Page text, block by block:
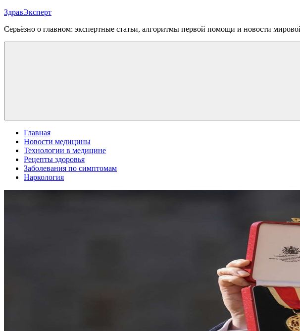
Перейти
содержимому
ЗдравЭксперт
Серьёзно о главном: экспертные статьи, алгоритмы первой помощи и новости
Меню
Главная
Новости медицины
Технологии в медицине
Рецепты здоровья
Заболевания по симптомам
Наркология